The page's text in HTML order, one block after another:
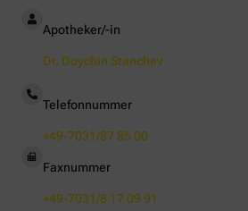
Apotheker/-in
Dr. Doychin Stanchev
Telefonnummer
+49-7031/87 85 00
Faxnummer
+49-7031/8 17 09 91